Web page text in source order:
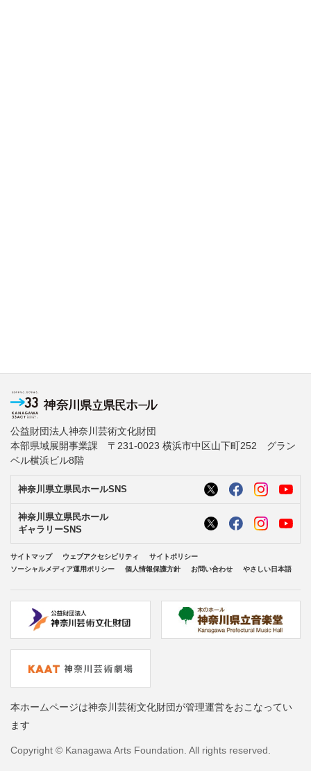
公益財団法人神奈川芸術文化財団
本部県域展開事業課 〒231-0023 横浜市中区山下町252 グラン
ベル横浜ビル8階
神奈川県立県民ホールSNS
神奈川県立県民ホール
ギャラリーSNS
サイトマップ ウェブアクセシビリティ
サイトポリシー
ソーシャルメディア運用ポリシー
個人情報保護方針 お問い合わせ やさしい日本語
本ホームページは神奈川芸術文化財団が管理運営をおこなってい
ます
Copyright © Kanagawa Arts Foundation. All rights reserved.